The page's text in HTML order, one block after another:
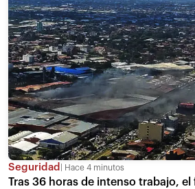
Seguridad Hace 4 minutos
Tras 36 horas de intenso trabajo, el